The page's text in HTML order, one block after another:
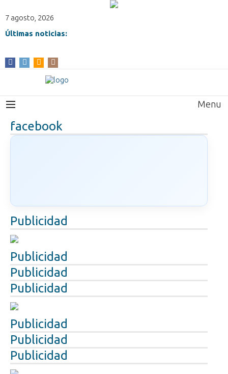
7 agosto, 2026
Últimas noticias:
Menu
facebook
Publicidad
Publicidad
Publicidad
Publicidad
Publicidad
Publicidad
Publicidad